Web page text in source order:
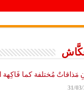
مَذاقاتٌ مُختلفة كما فَاكِهة
31/